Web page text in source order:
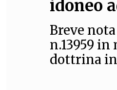
Sport, Cucina, Viaggi,
idoneo
Breve
n.13959
dottrina